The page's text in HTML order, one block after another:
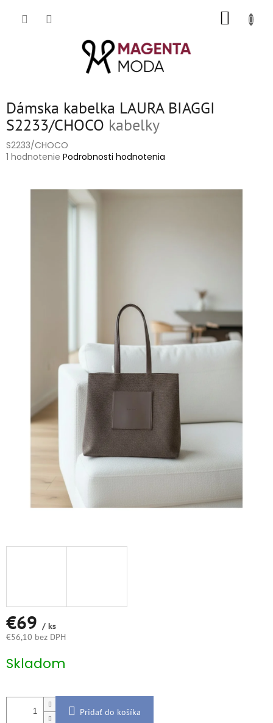
Dámska kabelka LAURA BIAGGI
S2233/CHOCO kabelky
S2233/CHOCO
Priemerné
1 hodnotenie Podrobnosti hodnotenia
€69 / ks
€56,10 bez DPH
cena:
Skladom
Pridať do košíka